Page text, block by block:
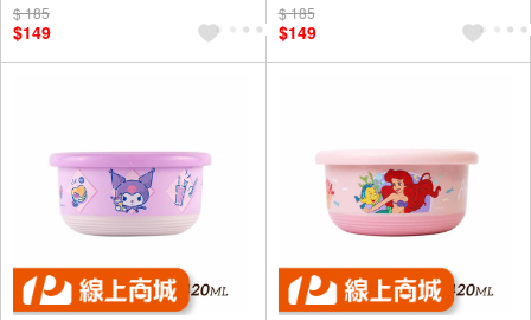
$ 185
$149
$ 185
$149